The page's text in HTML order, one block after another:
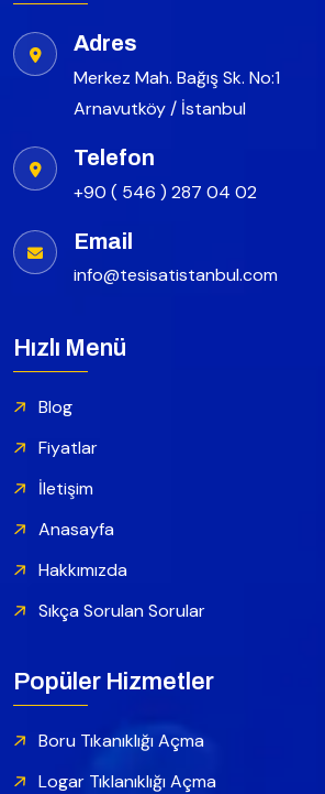
Adres
Merkez Mah. Bağış Sk. No:1
Arnavutköy / İstanbul
Telefon
+90 ( 546 ) 287 04 02
Email
info@tesisatistanbul.com
Hızlı Menü
Blog
Fiyatlar
İletişim
Anasayfa
Hakkımızda
Sıkça Sorulan Sorular
Popüler Hizmetler
Boru Tıkanıklığı Açma
Logar Tıklanıklığı Açma